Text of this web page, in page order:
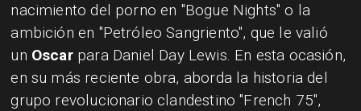
nacimiento del porno en "Bogue Nights" o la
ambición en "Petróleo Sangriento", que le valió
un Oscarpara Daniel Day Lewis. En esta ocasión,
en su más reciente obra, aborda la historia del
grupo revolucionario clandestino "French 75",